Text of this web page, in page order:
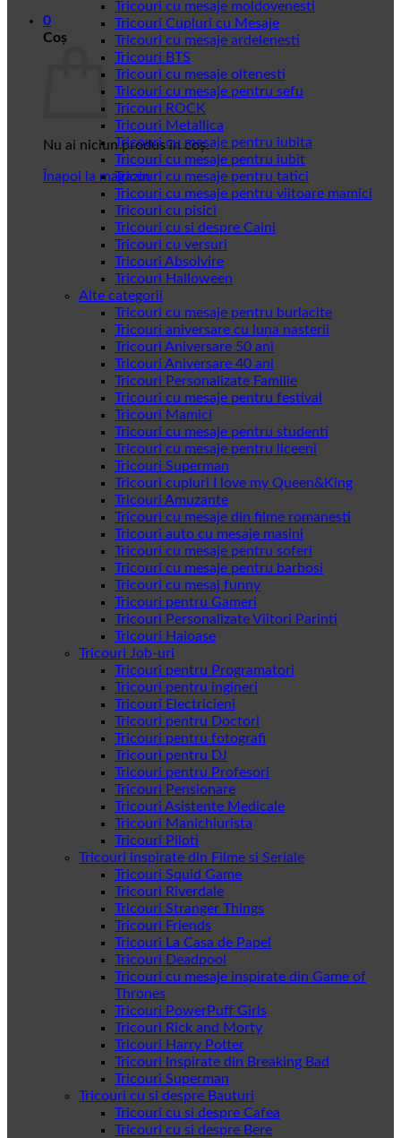
0
Coș
Nu ai niciun produs în coș.
Înapoi la magazin
Tricouri cu mesaje moldovenesti
Tricouri Cupluri cu Mesaje
Tricouri cu mesaje ardelenesti
Tricouri BTS
Tricouri cu mesaje oltenesti
Tricouri cu mesaje pentru sefu
Tricouri ROCK
Tricouri Metallica
Tricouri cu mesaje pentru iubita
Tricouri cu mesaje pentru iubit
Tricouri cu mesaje pentru tatici
Tricouri cu mesaje pentru viitoare mamici
Tricouri cu pisici
Tricouri cu si despre Caini
Tricouri cu versuri
Tricouri Absolvire
Tricouri Halloween
Alte categorii
Tricouri cu mesaje pentru burlacite
Tricouri aniversare cu luna nasterii
Tricouri Aniversare 50 ani
Tricouri Aniversare 40 ani
Tricouri Personalizate Familie
Tricouri cu mesaje pentru festival
Tricouri Mamici
Tricouri cu mesaje pentru studenti
Tricouri cu mesaje pentru liceeni
Tricouri Superman
Tricouri cupluri I love my Queen&King
Tricouri Amuzante
Tricouri cu mesaje din filme romanesti
Tricouri auto cu mesaje masini
Tricouri cu mesaje pentru soferi
Tricouri cu mesaje pentru barbosi
Tricouri cu mesaj funny
Tricouri pentru Gameri
Tricouri Personalizate Viitori Parinti
Tricouri Haioase
Tricouri Job-uri
Tricouri pentru Programatori
Tricouri pentru ingineri
Tricouri Electricieni
Tricouri pentru Doctori
Tricouri pentru fotografi
Tricouri pentru DJ
Tricouri pentru Profesori
Tricouri Pensionare
Tricouri Asistente Medicale
Tricouri Manichiurista
Tricouri Piloti
Tricouri inspirate din Filme si Seriale
Tricouri Squid Game
Tricouri Riverdale
Tricouri Stranger Things
Tricouri Friends
Tricouri La Casa de Papel
Tricouri Deadpool
Tricouri cu mesaje inspirate din Game of
Thrones
Tricouri PowerPuff Girls
Tricouri Rick and Morty
Tricouri Harry Potter
Tricouri Inspirate din Breaking Bad
Tricouri Superman
Tricouri cu si despre Bauturi
Tricouri cu si despre Cafea
Tricouri cu si despre Bere